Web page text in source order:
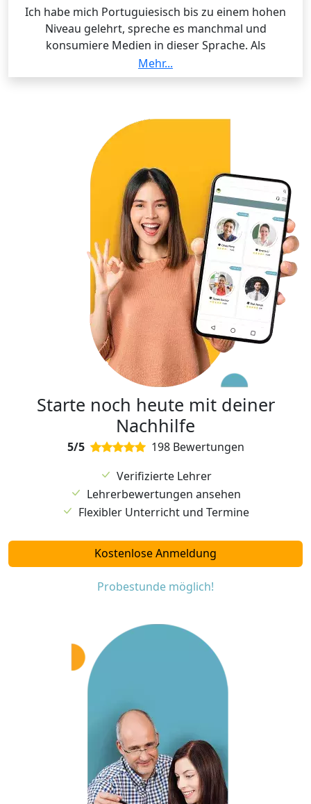
Ich habe mich Portuguiesisch bis zu einem hohen
Niveau gelehrt, spreche es manchmal und
konsumiere Medien in dieser Sprache. Als
Sprachwissenschaftler und aus meiner eigenen
Erfahrung weiss ich, wo die Schwierigkeiten liegen
Mehr...
Starte noch heute mit deiner
Nachhilfe
5/5
198 Bewertungen
Verifizierte Lehrer
Lehrerbewertungen ansehen
Flexibler Unterricht und Termine
Kostenlose Anmeldung
Probestunde möglich!